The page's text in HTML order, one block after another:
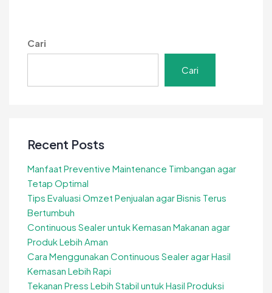
Agar
Cari
Cari
Recent Posts
Manfaat Preventive Maintenance Timbangan agar
Tetap Optimal
Tips Evaluasi Omzet Penjualan agar Bisnis Terus
Bertumbuh
Continuous Sealer untuk Kemasan Makanan agar
Produk Lebih Aman
Cara Menggunakan Continuous Sealer agar Hasil
Kemasan Lebih Rapi
Tekanan Press Lebih Stabil untuk Hasil Produksi